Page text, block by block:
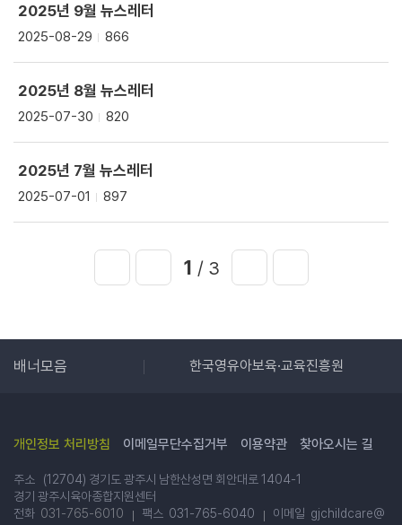
2025년 9월 뉴스레터
2025-08-29 866
2025년 8월 뉴스레터
2025-07-30 820
2025년 7월 뉴스레터
2025-07-01 897
1 / 3
배너모음
주시청 한국영유아보육·교육진흥원
개인정보 처리방침 이메일무단수집거부 이용약관 찾아오시는 길
주소 (12704) 경기도 광주시 남한산성면 회안대로 1404-1
경기 광주시육아종합지원센터
전화 031-765-6010 팩스 031-765-6040
이메일 gjchildcare@